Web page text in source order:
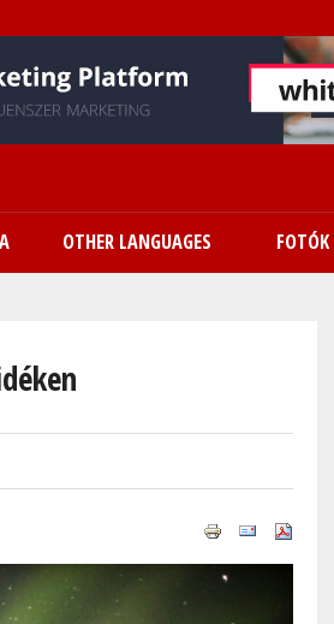
OTHER LANGUAGES FOTÓK